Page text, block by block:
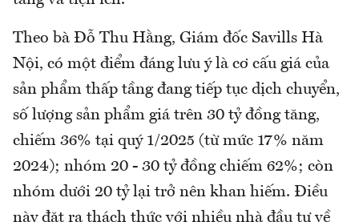
Theo bà Đỗ Thu Hằng, Giám đốc Savills Hà
Nội, có một điểm đáng lưu ý là cơ cấu giá của
sản phẩm thấp tầng đang tiếp tục dịch chuyển,
số lượng sản phẩm giá trên 30 tỷ đồng tăng,
chiếm 36% tại quý 1/2025 (từ mức 17% năm
2024); nhóm 20 - 30 tỷ đồng chiếm 62%; còn
nhóm dưới 20 tỷ lại trở nên khan hiếm. Điều
này đặt ra thách thức với nhiều nhà đầu tư về